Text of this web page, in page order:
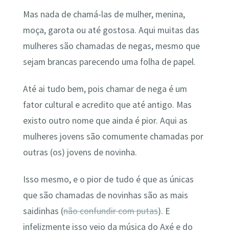
Mas nada de chamá-las de mulher, menina,
moça, garota ou até gostosa. Aqui muitas das
mulheres são chamadas de negas, mesmo que
sejam brancas parecendo uma folha de papel.
Até ai tudo bem, pois chamar de nega é um
fator cultural e acredito que até antigo. Mas
existo outro nome que ainda é pior. Aqui as
mulheres jovens são comumente chamadas por
outras (os) jovens de novinha.
Isso mesmo, e o pior de tudo é que as únicas
que são chamadas de novinhas são as mais
saidinhas (não confundir com putas). E
infelizmente isso veio da música do Axé e do